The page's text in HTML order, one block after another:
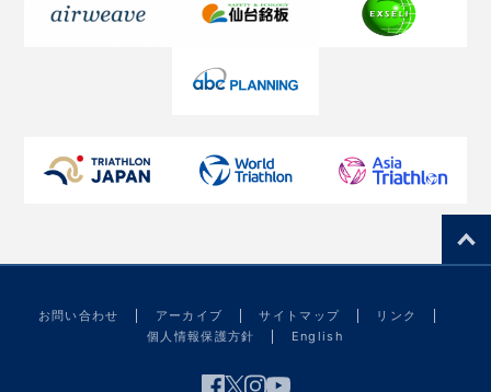
お問い合わせ アーカイブ サイトマップ
リンク
個人情報保護方針
English